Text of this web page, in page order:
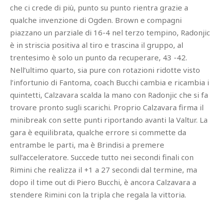
che ci crede di più, punto su punto rientra grazie a
qualche invenzione di Ogden. Brown e compagni
piazzano un parziale di 16-4 nel terzo tempino, Radonjic
è in striscia positiva al tiro e trascina il gruppo, al
trentesimo è solo un punto da recuperare, 43 -42.
Nell’ultimo quarto, sia pure con rotazioni ridotte visto
l’infortunio di Fantoma, coach Bucchi cambia e ricambia i
quintetti, Calzavara scalda la mano con Radonjic che si fa
trovare pronto sugli scarichi. Proprio Calzavara firma il
minibreak con sette punti riportando avanti la Valtur. La
gara è equilibrata, qualche errore si commette da
entrambe le parti, ma è Brindisi a premere
sull’acceleratore. Succede tutto nei secondi finali con
Rimini che realizza il +1 a 27 secondi dal termine, ma
dopo il time out di Piero Bucchi, è ancora Calzavara a
stendere Rimini con la tripla che regala la vittoria.